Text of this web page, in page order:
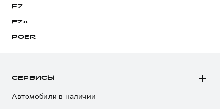
F7
F7x
POER
СЕРВИСЫ
Автомобили в наличии